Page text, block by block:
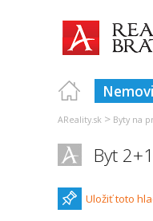
AReality.sk > Byty na
Byt
Uložiť toto